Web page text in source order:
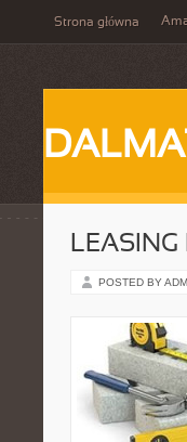
Strona główna
POSTED BY